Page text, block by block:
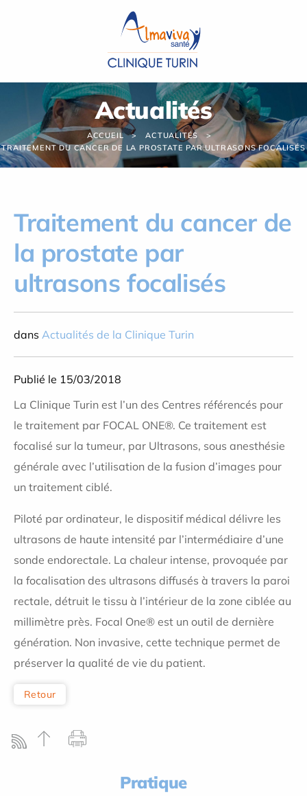
Actualités
ACCUEIL
ACTUALITÉS
TRAITEMENT DU CANCER DE LA PROSTATE PAR ULTRASONS FOCALISÉS
Traitement du cancer de
la prostate par
ultrasons focalisés
dans Actualités de la Clinique Turin
Publié le 15/03/2018
La Clinique Turin est l’un des Centres référencés pour
le traitement par FOCAL ONE®. Ce traitement est
focalisé sur la tumeur, par Ultrasons, sous anesthésie
générale avec l’utilisation de la fusion d’images pour
un traitement ciblé.
Piloté par ordinateur, le dispositif médical délivre les
ultrasons de haute intensité par l’intermédiaire d’une
sonde endorectale. La chaleur intense, provoquée par
la focalisation des ultrasons diffusés à travers la paroi
rectale, détruit le tissu à l’intérieur de la zone ciblée au
millimètre près. Focal One® est un outil de dernière
génération. Non invasive, cette technique permet de
préserver la qualité de vie du patient.
Retour
Pratique
Panneau de gestion des cookies